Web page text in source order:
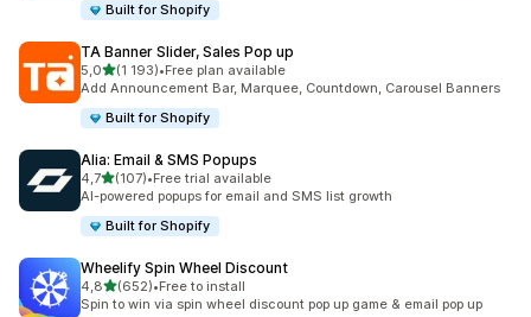
Built for Shopify
TA Banner Slider, Sales Pop up
5,0na 5 gwiazdek
(1 193)
Łączna liczba recenzji: 1193
•Free plan available
Add Announcement Bar, Marquee, Countdown, Carousel Banners
Built for Shopify
Alia: Email & SMS Popups
4,7na 5 gwiazdek
(107)
Łączna liczba recenzji: 107
•Free trial available
AI-powered popups for email and SMS list growth
Built for Shopify
Wheelify Spin Wheel Discount
4,8na 5 gwiazdek
(652)
Łączna liczba recenzji: 652
•Free to install
Spin to win via spin wheel discount pop up game & email pop up